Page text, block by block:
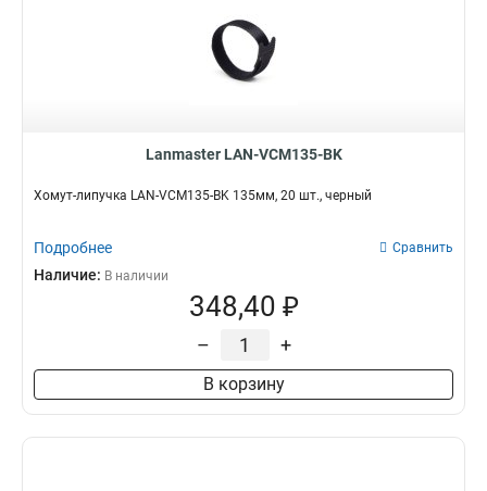
Lanmaster LAN-VCM135-BK
Хомут-липучка LAN-VCM135-BK 135мм, 20 шт., черный
Подробнее Сравнить
Наличие: В наличии
348,40 ₽
– +
В корзину